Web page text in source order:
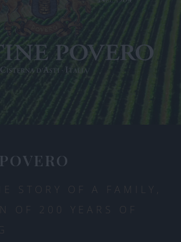
STORY OF A FAMILY,
OF 200 YEARS OF